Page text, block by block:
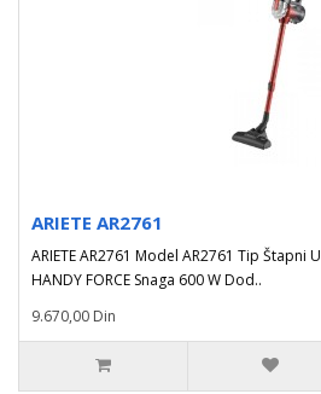
ARIETE AR2761
ARIETE AR2761 Model AR2761 Tip Štapni
HANDY FORCE Snaga 600 W Dod..
9.670,00 Din